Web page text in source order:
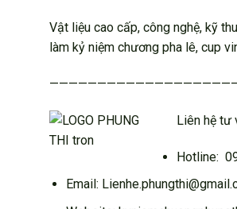
Vật liệu cao cấp, công nghệ, kỹ
làm kỷ niệm chương pha lê, cup
Liên hệ tư
Hotline:
Email: